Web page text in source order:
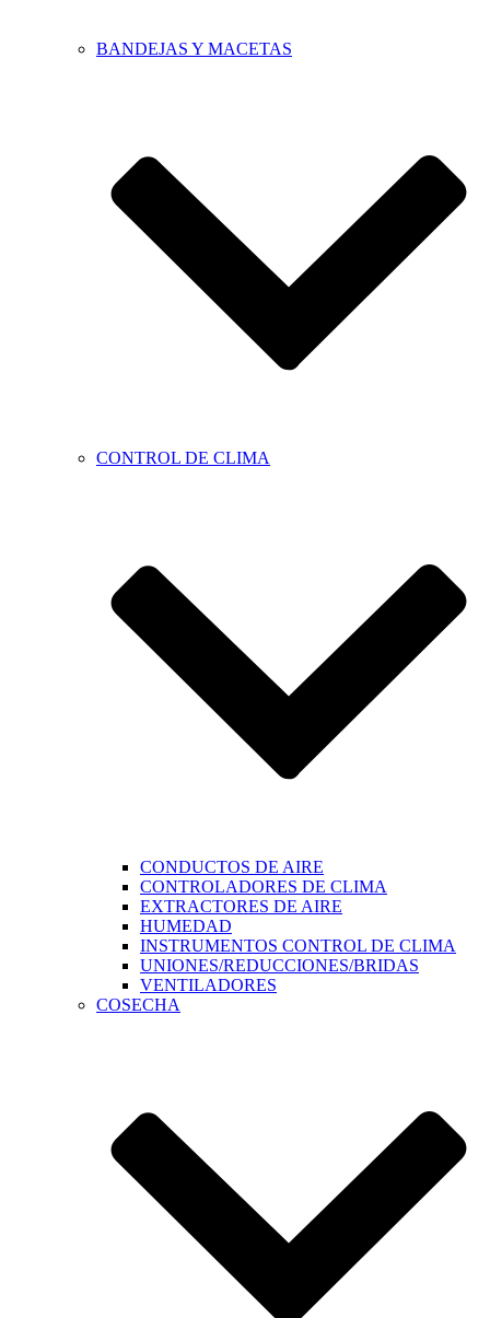
BANDEJAS Y MACETAS
CONTROL DE CLIMA
CONDUCTOS DE AIRE
CONTROLADORES DE CLIMA
EXTRACTORES DE AIRE
HUMEDAD
INSTRUMENTOS CONTROL DE CLIMA
UNIONES/REDUCCIONES/BRIDAS
VENTILADORES
COSECHA